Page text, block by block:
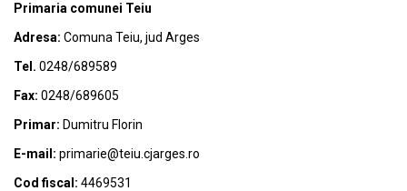
Primaria comunei Teiu
Adresa: Comuna Teiu, jud Arges
Tel. 0248/689589
Fax: 0248/689605
Primar: Dumitru Florin
E-mail: primarie@teiu.cjarges.ro
Cod fiscal: 4469531